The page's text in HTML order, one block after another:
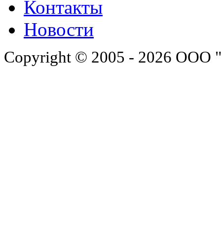
Контакты
Новости
Copyright © 2005 - 2026 ООО